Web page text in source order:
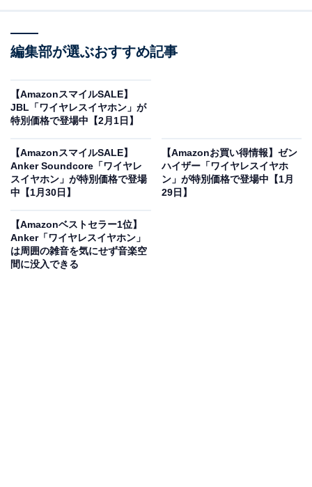
オールアバウトに還元されることがあります。
価格に！ 20％オフで登場
Bose Ultra Open Earbuds LE 空間オーディオ イヤホン
オープンイヤー 完全 ワイヤレス Bluetooth接続 マイク付
最大7.5時間再生 防滴 ドリフトウッド サンド
編集部が選ぶおすすめ記事
【AmazonスマイルSALE】
JBL「ワイヤレスイヤホン」が
特別価格で登場中【2月1日】
【AmazonスマイルSALE】
Anker Soundcore「ワイヤレ
スイヤホン」が特別価格で登場
中【1月30日】
【Amazonお買い得情報】ゼン
ハイザー「ワイヤレスイヤホ
ン」が特別価格で登場中【1月
29日】
【Amazonベストセラー1位】
Anker「ワイヤレスイヤホン」
は周囲の雑音を気にせず音楽空
間に没入できる